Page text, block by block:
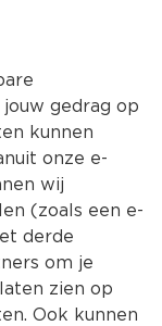
Kies jouw
Producten
gedrag op
kunnen
onze e-
wij
(zoals een e-
derde
om je
zien op
Ook kunnen